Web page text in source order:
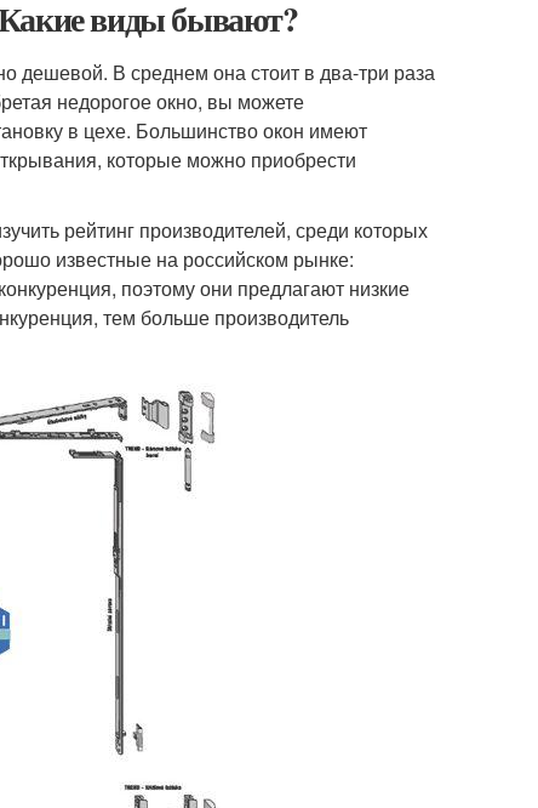
виды бывают?
дешевой. В среднем она стоит в два-три раза
недорогое окно, вы можете
в цехе. Большинство окон имеют
которые можно приобрести
рейтинг производителей, среди которых
известные на российском рынке:
поэтому они предлагают низкие
тем больше производитель